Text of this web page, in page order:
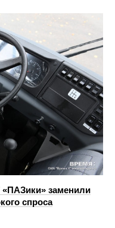
заменили
спроса